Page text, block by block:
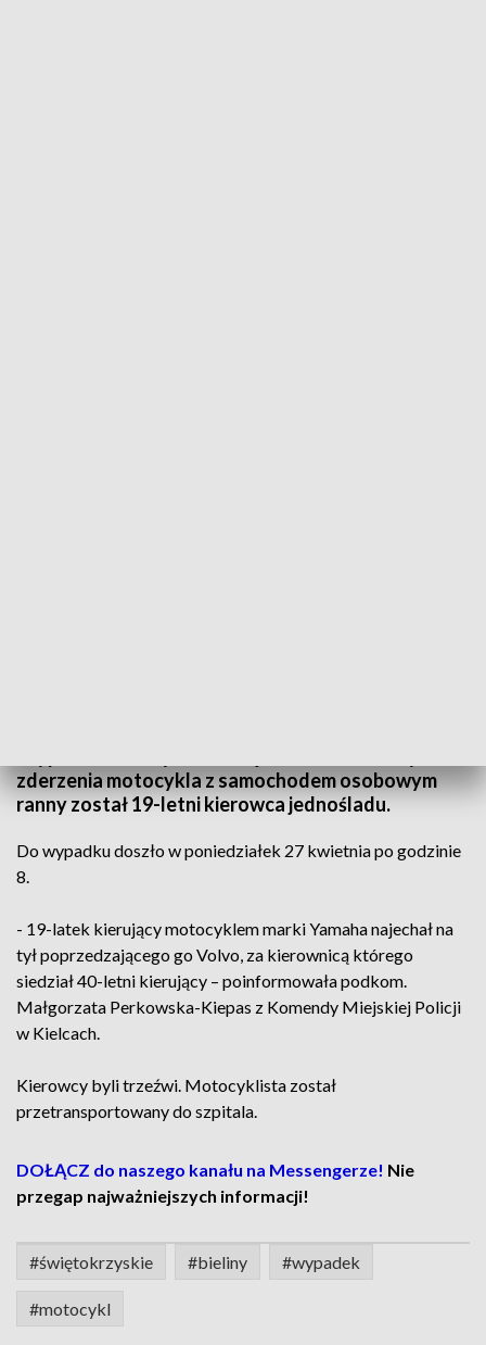
zderzenia motocykla z samochodem osobowym
ranny został 19-letni kierowca jednośladu.
Do wypadku doszło w poniedziałek 27 kwietnia po godzinie
8.
- 19-latek kierujący motocyklem marki Yamaha najechał na
tył poprzedzającego go Volvo, za kierownicą którego
siedział 40-letni kierujący – poinformowała podkom.
Małgorzata Perkowska-Kiepas z Komendy Miejskiej Policji
w Kielcach.
Kierowcy byli trzeźwi. Motocyklista został
przetransportowany do szpitala.
DOŁĄCZ do naszego kanału na Messengerze! Nie
przegap najważniejszych informacji!
#świętokrzyskie #bieliny #wypadek
#motocykl